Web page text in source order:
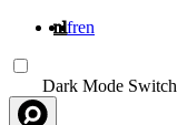
nlfren
Dark Mode Switch